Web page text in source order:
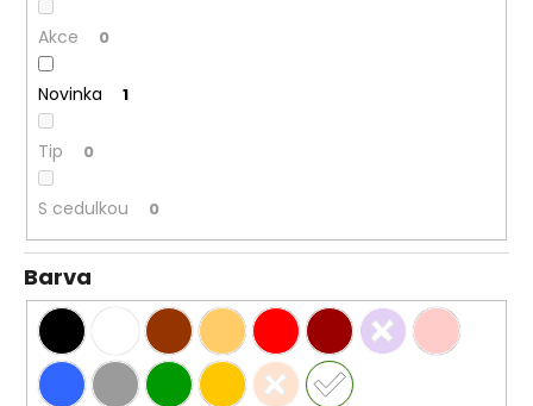
ůAkce 0
Novinka 1
Tip 0
S cedulkou 0
Barva